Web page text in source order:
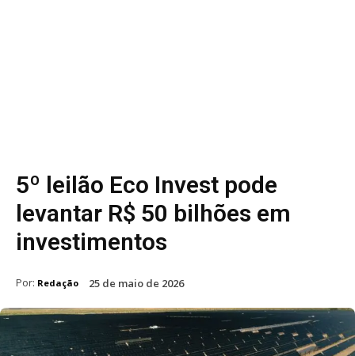
5º leilão Eco Invest pode
levantar R$ 50 bilhões em
investimentos
Por: Redação 25 de maio de 2026